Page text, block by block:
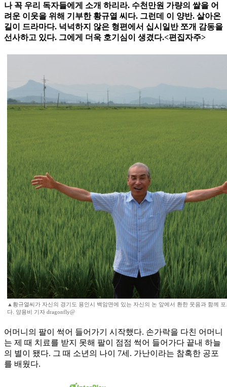
나 꼭 우리 독자들에게 소개 하리라. 수천만원 가량의 쌀을 어
려운 이웃을 위해 기부한 황규열 씨다. 그런데 이 양반. 살아온
길이 드라마다. 넉넉하지 않은 형편에서 십시일반 쪼개 감동을
선사하고 있다. 그에게 더욱 호기심이 생겼다.<편집자주>
▲황규열씨가 자신의 경기도 용인시 백암면에 있는 자신의 논 앞에서 환한 웃음과 함께
다. 양용비 기자 dragonfly@
어머니의 팔이 썩어 들어가기 시작했다. 손가락을 다친 어머니
는 제 때 치료를 받지 못해 팔이 점점 썩어 들어가다 끝내 하늘
의 별이 됐다. 그 때 소년의 나이 7세. 가난이라는 참혹한 공포
를 배웠다.